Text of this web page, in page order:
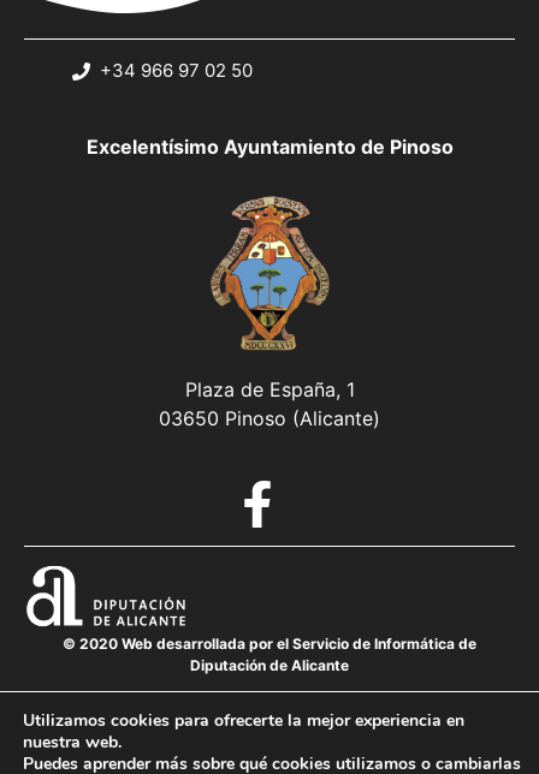
+34 966 97 02 50
Excelentísimo Ayuntamiento de Pinoso
Plaza de España, 1
03650 Pinoso (Alicante)
© 2020 Web desarrollada por el Servicio de Informática de
Diputación de Alicante
Utilizamos cookies para ofrecerte la mejor experiencia en
nuestra web.
Puedes aprender más sobre qué cookies utilizamos o cambiarlas